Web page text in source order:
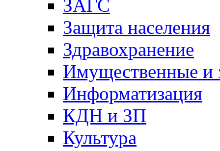
ЗАГС
Защита населения
Здравохранение
Имущественные и
Информатизация
КДН и ЗП
Культура